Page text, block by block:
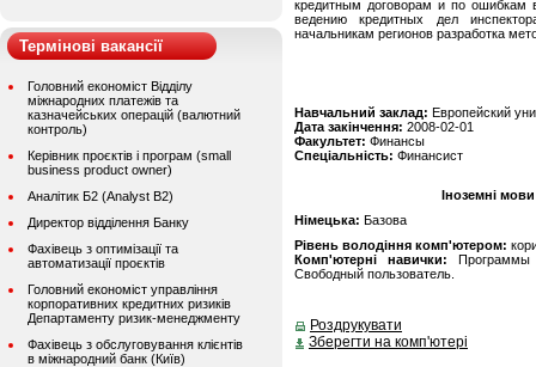
Термінові вакансії
Головний економіст Відділу
міжнародних платежів та
казначейських операцій (валютний
контроль)
Керівник проєктів і програм (small
business product owner)
Аналітик Б2 (Analyst B2)
Директор відділення Банку
Фахівець з оптимізації та
автоматизації проєктів
Головний економіст управління
корпоративних кредитних ризиків
Департаменту ризик-менеджменту
Фахівець з обслуговування клієнтів
в міжнародний банк (Київ)
кредитным договорам и по ошибкам
ведению кредитных дел
начальникам регионов разработка
Навчальний заклад: Европейский
Дата закінчення: 2008-02-01
Факультет: Финансы
Спеціальність: Финансист
Іноземні
Німецька: Базова
Рівень володіння комп'ютером:
Комп'ютерні навички: Программы
Свободный пользователь.
Роздрукувати
Зберегти на комп'ютері